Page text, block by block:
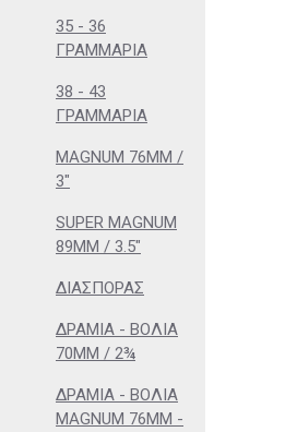
35 - 36
ΓΡΑΜΜΆΡΙΑ
38 - 43
ΓΡΑΜΜΆΡΙΑ
MAGNUM 76MM /
3"
SUPER MAGNUM
89MM / 3.5"
ΔΙΑΣΠΟΡΆΣ
ΔΡΆΜΙΑ - ΒΌΛΙΑ
70MM / 2¾
ΔΡΆΜΙΑ - ΒΌΛΙΑ
MAGNUM 76MM -